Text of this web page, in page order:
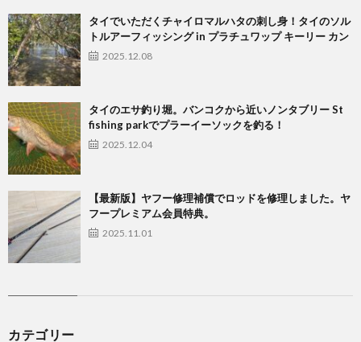
タイでいただくチャイロマルハタの刺し身！タイのソル
トルアーフィッシング in プラチュワップ キーリー カン
2025.12.08
タイのエサ釣り堀。バンコクから近いノンタブリー St
fishing parkでプラーイーソックを釣る！
2025.12.04
【最新版】ヤフー修理補償でロッドを修理しました。ヤ
フープレミアム会員特典。
2025.11.01
カテゴリー